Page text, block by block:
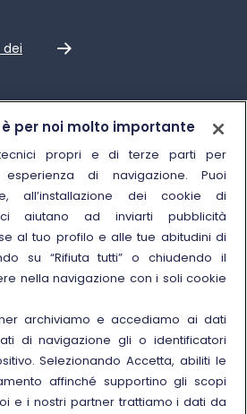
dei
per noi molto importante
propri e di terze parti per
di navigazione. Puoi
all’installazione dei cookie di
aiutano ad inviarti pubblicità
al tuo profilo e alle tue abitudini di
su “Rifiuta tutti” o chiudendo il
nella navigazione con i soli cookie
archiviamo e accediamo ai dati
di navigazione gli o identificatori
Selezionando Accetta, abiliti le
affinché supportino gli scopi
e i nostri partner trattiamo i dati da